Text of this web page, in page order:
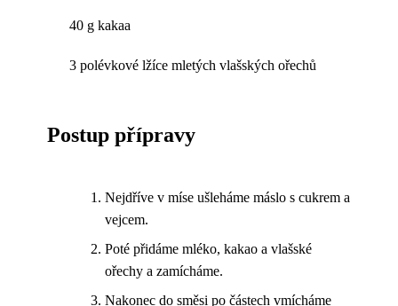
40 g kakaa
3 polévkové lžíce mletých vlašských ořechů
Postup přípravy
Nejdříve v míse ušleháme máslo s cukrem a
vejcem.
Poté přidáme mléko, kakao a vlašské
ořechy a zamícháme.
Nakonec do směsi po částech vmícháme